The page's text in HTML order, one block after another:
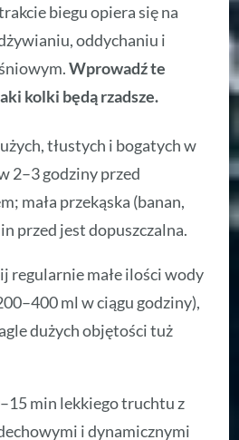
biegu opiera się na
oddychaniu i
Wprowadź te
kolki będą rzadsze.
tłustych i bogatych w
2–3 godziny przed
mała przekąska (banan,
przed jest dopuszczalna.
regularnie małe ilości wody
ml w ciągu godziny),
dużych objętości tuż
min lekkiego truchtu z
i dynamicznymi